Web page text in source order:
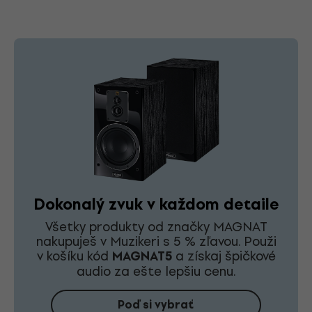
Dokonalý zvuk v každom detaile
Všetky produkty od značky MAGNAT
nakupuješ v Muzikeri s 5 % zľavou. Použi
v košíku kód MAGNAT5a získaj špičkové
audio za ešte lepšiu cenu.
Poď si vybrať